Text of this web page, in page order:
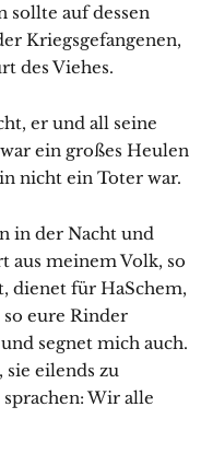
sollte auf dessen
Kriegsgefangenen,
des Viehes.
er und all seine
ein großes Heulen
nicht ein Toter war.
in der Nacht und
aus meinem Volk, so
dienet für HaSchem,
so eure Rinder
segnet mich auch.
eilends zu
Wir alle